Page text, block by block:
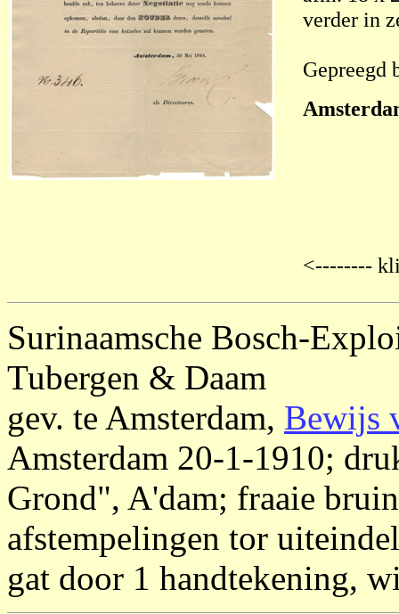
verder in
Gepreegd
<--------
Surinaamsche Bosch-
Tubergen & Daam
gev. te Amsterdam, Bewijs
Amsterdam 20-1-1910;
Grond", A'dam; fraaie
afstempelingen tor
gat door 1 handtekening,